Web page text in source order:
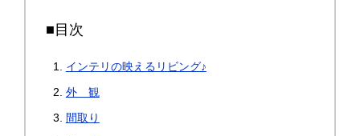
■目次
インテリの映えるリビング♪
外 観
間取り